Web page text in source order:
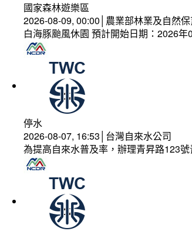
國家森林遊樂區
2026-08-09, 00:00│農業部林業及自然
白海豚颱風休園 預計開始日期：2026
停水
2026-08-07, 16:53│台灣自來水公司
為提高自來水普及率，辦理青昇路123